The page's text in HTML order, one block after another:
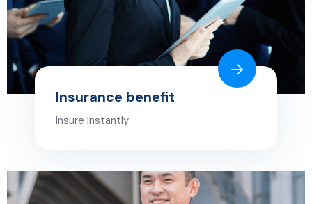
Insurance benefit
Insure Instantly